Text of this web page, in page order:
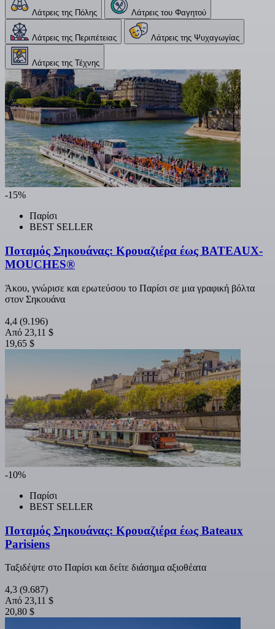
Λάτρεις της Πόλης Λάτρεις του Φαγητού
Λάτρεις της Περιπέτειας Λάτρεις της Ψυχαγωγίας
Λάτρεις της Τέχνης
-15%
Παρίσι
BEST SELLER
Ποταμός Σηκουάνας: Κρουαζιέρα έως BATEAUX-
MOUCHES®
Άκου, γνώρισε και ερωτεύσου το Παρίσι σε μια γραφική βόλτα
στον Σηκουάνα
4,4 (9.196)
Από 23,11 $
19,65 $
-10%
Παρίσι
BEST SELLER
Ποταμός Σηκουάνας: Κρουαζιέρα έως Bateaux
Parisiens
Ταξιδέψτε στο Παρίσι και δείτε διάσημα αξιοθέατα
4,3 (9.687)
Από 23,11 $
20,80 $